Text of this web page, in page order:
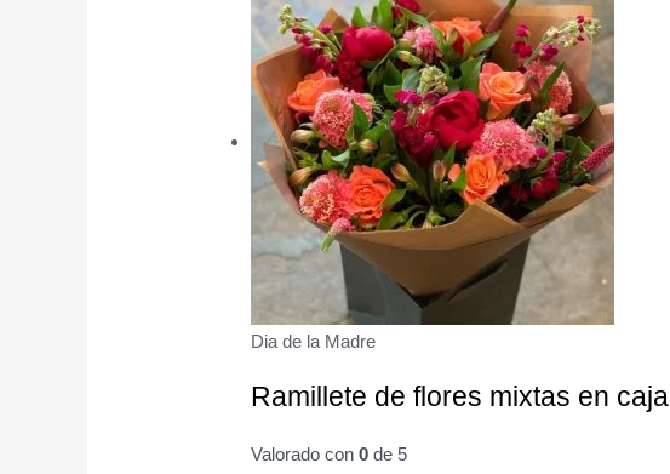
Dia de la Madre
Ramillete de flores mixtas en caja
Valorado con 0 de 5